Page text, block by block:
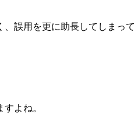
誤用を更に助長してしまっ
よね。